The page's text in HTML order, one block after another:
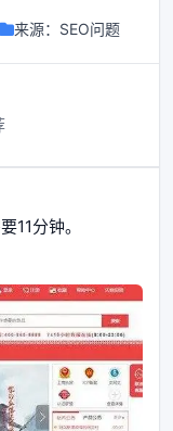
来源： SEO问题
11分钟。